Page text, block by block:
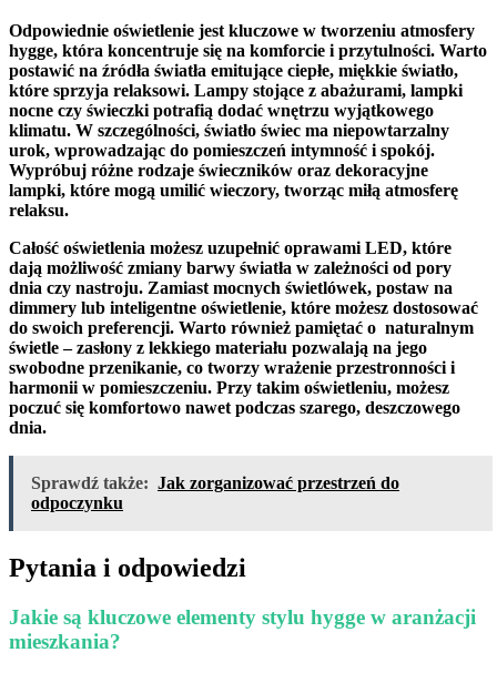
Odpowiednie⁤ oświetlenie jest kluczowe w tworzeniu ‌atmosfery
hygge, ‍która koncentruje się na komforcie i‍ przytulności. Warto
postawić‌ na źródła światła emitujące ciepłe, miękkie światło,
które sprzyja relaksowi. Lampy stojące z abażurami, lampki
nocne czy świeczki potrafią dodać wnętrzu⁤ wyjątkowego
klimatu. ‍W szczególności,⁢ światło świec ma niepowtarzalny​
urok, wprowadzając do ​pomieszczeń intymność i spokój.
Wypróbuj różne rodzaje świeczników oraz‍ dekoracyjne
lampki, które mogą umilić‍ wieczory, tworząc miłą‌ atmosferę
relaksu.
Całość oświetlenia możesz‍ uzupełnić oprawami LED, które
dają możliwość‌ zmiany barwy światła w⁤ zależności⁣ od​ pory
dnia czy nastroju. Zamiast mocnych świetlówek, postaw na
dimmery ​lub inteligentne oświetlenie, które możesz dostosować
do swoich preferencji. Warto również​ pamiętać o ⁣ naturalnym
świetle– zasłony z lekkiego materiału pozwalają na jego
swobodne przenikanie, co tworzy wrażenie​ przestronności i
harmonii ‌w pomieszczeniu. Przy⁢ takim oświetleniu, ⁤możesz
poczuć się komfortowo nawet podczas szarego, deszczowego
dnia.
Sprawdź także: Jak zorganizować przestrzeń do
odpoczynku
Pytania i odpowiedzi
Jakie są ‍kluczowe​ elementy stylu hygge w aranżacji
⁢mieszkania?